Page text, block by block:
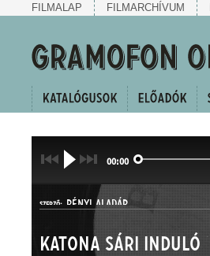
FILMALAP FILMARCHÍVUM
00:00
SZERZŐ: RÉNYI ALADÁR
Katona Sári induló